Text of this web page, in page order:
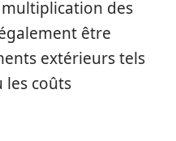
des
être
extérieurs tels
les coûts